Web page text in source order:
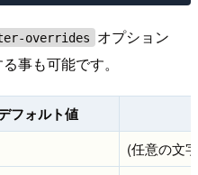
overrides
オプション
事も可能です。
フォルト値
(任意の文